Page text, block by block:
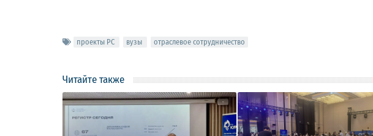
проекты РС вузы отраслевое сотрудничество
Читайте также